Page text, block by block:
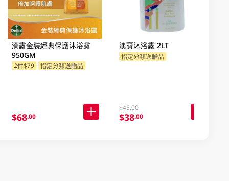
滴露金裝經典保護沐浴露
950GM
2件$79 指定分類送贈品
$68.00
澳寶沐浴露 2LT
指定分類送贈品
$45.00
$38.00